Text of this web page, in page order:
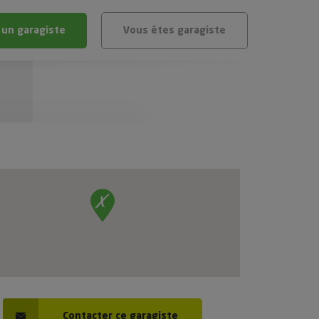
garagiste Vous êtes garagiste
Contacter ce garagiste